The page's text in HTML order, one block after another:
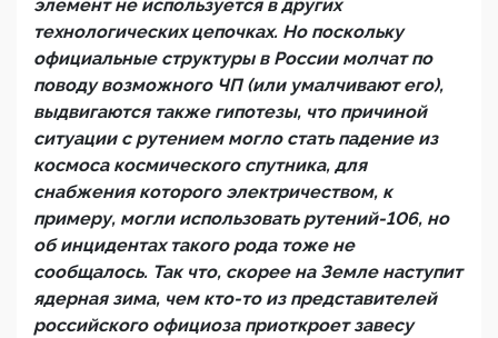
элемент не используется в других
технологических цепочках. Но поскольку
официальные структуры в России молчат по
поводу возможного ЧП (или умалчивают его),
выдвигаются также гипотезы, что причиной
ситуации с рутением могло стать падение из
космоса космического спутника, для
снабжения которого электричеством, к
примеру, могли использовать рутений-106, но
об инцидентах такого рода тоже не
сообщалось. Так что, скорее на Земле наступит
ядерная зима, чем кто-то из представителей
российского официоза приоткроет завесу